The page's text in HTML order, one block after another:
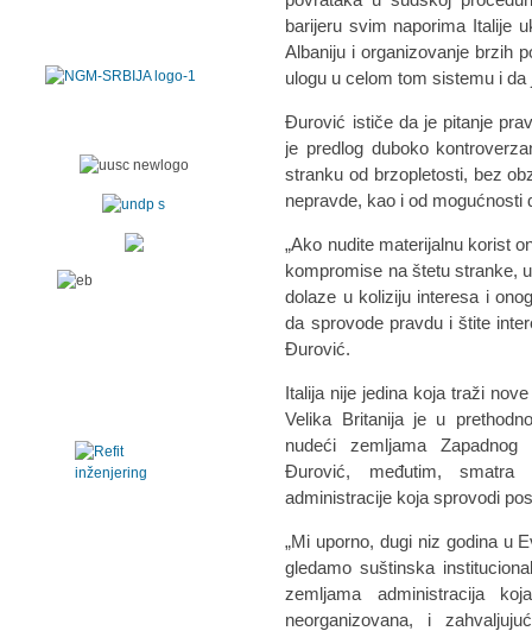
barijeru svim naporima Italije
Albaniju i organizovanje brzih
ulogu u celom tom sistemu i
Đurović ističe da je pitanje
je predlog duboko
stranku od brzopletosti, bez
nepravde, kao i od mogućnosti
„Ako nudite materijalnu korist
kompromise na štetu stranke,
dolaze u koliziju interesa i
da sprovode pravdu i štite
Đurović.
Italija nije jedina koja traži
Velika Britanija je u
nudeći zemljama
Đurović, međutim,
administracije koja sprovodi
„Mi uporno, dugi niz godina u
gledamo suštinska
zemljama administracija
neorganizovana, i